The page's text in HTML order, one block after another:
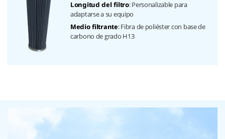
Longitud del filtro: Personalizable para
adaptarse a su equipo
Medio filtrante: Fibra de poliéster con base de
carbono de grado H13